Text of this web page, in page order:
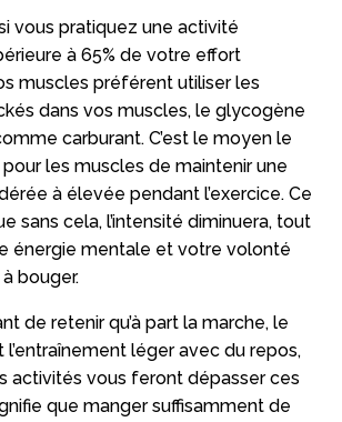
vous pratiquez une activité
à 65% de votre effort
muscles préférent utiliser les
dans vos muscles, le glycogène
carburant. C’est le moyen le
les muscles de maintenir une
à élevée pendant l’exercice. Ce
sans cela, l’intensité diminuera, tout
énergie mentale et votre volonté
bouger.
de retenir qu’à part la marche, le
léger avec du repos,
activités vous feront dépasser ces
que manger suffisamment de